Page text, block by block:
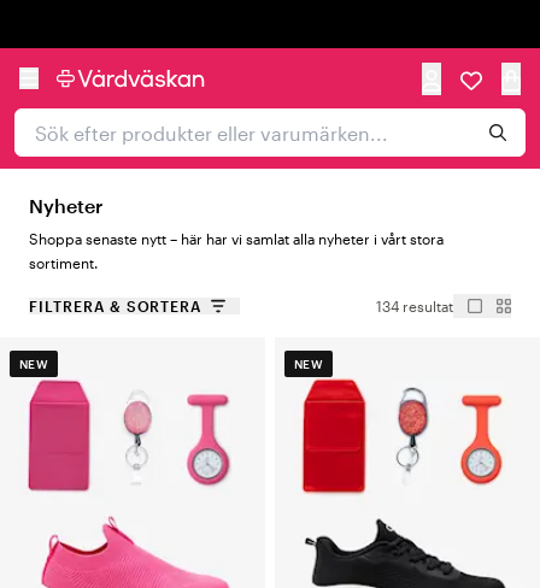
Nyheter
Shoppa senaste nytt – här har vi samlat alla nyheter i vårt stora
sortiment.
FILTRERA & SORTERA 134 resultat
NEW NEW